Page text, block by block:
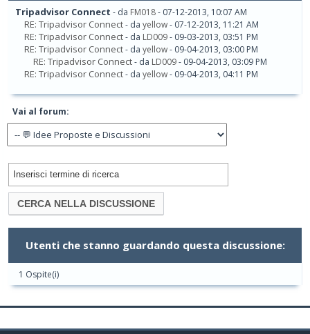
Tripadvisor Connect - da FM018- 07-12-2013, 10:07 AM
RE: Tripadvisor Connect- da yellow- 07-12-2013, 11:21 AM
RE: Tripadvisor Connect- da LD009- 09-03-2013, 03:51 PM
RE: Tripadvisor Connect- da yellow- 09-04-2013, 03:00 PM
RE: Tripadvisor Connect- da LD009- 09-04-2013, 03:09 PM
RE: Tripadvisor Connect- da yellow- 09-04-2013, 04:11 PM
Vai al forum:
Utenti che stanno guardando questa discussione:
1 Ospite(i)